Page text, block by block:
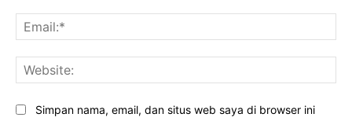
Simpan nama, email, dan situs web saya di browser ini